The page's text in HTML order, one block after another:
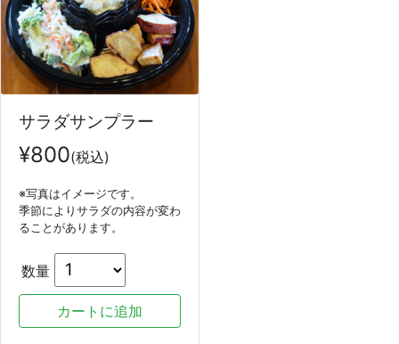
サラダサンプラー
¥800(税込)
※写真はイメージです。
季節によりサラダの内容が変わ
ることがあります。
数量